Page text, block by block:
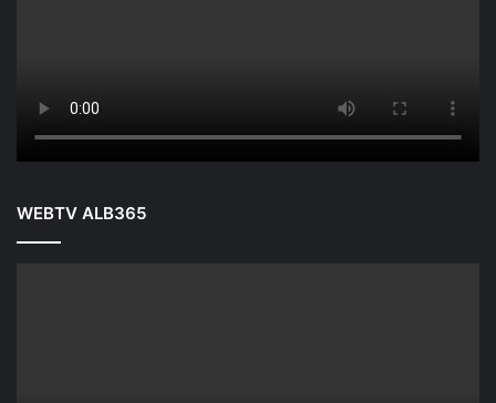
WEBTV ALB365